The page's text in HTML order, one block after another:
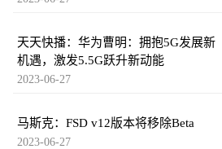
天天快播：华为曹明：拥抱5G发展新
机遇，激发5.5G跃升新动能
2023-06-27
马斯克：FSD v12版本将移除Beta
2023-06-27